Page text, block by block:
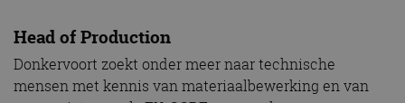
Head of Production
Donkervoort zoekt onder meer naar technische
mensen met kennis van materiaalbewerking en van